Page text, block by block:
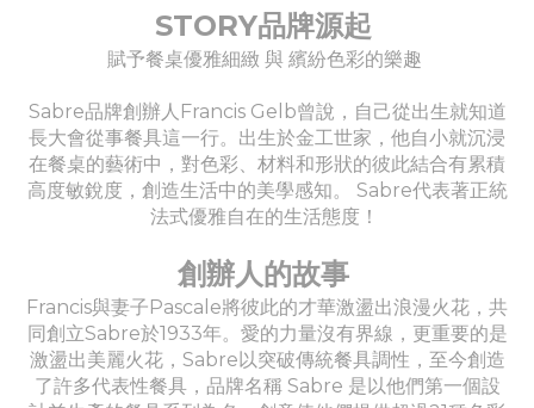
STORY品牌源起
賦予餐桌優雅細緻 與 繽紛色彩的樂趣
Sabre品牌創辦人Francis Gelb曾說，自己從出生就知道
長大會從事餐具這一行。出生於金工世家，他自小就沉浸
在餐桌的藝術中，對色彩、材料和形狀的彼此結合有累積
高度敏銳度，創造生活中的美學感知。 Sabre代表著正統
法式優雅自在的生活態度！
創辦人的故事
Francis與妻子Pascale將彼此的才華激盪出浪漫火花，共
同創立Sabre於1933年。愛的力量沒有界線，更重要的是
激盪出美麗火花，Sabre以突破傳統餐具調性，至今創造
了許多代表性餐具，品牌名稱 Sabre 是以他們第一個設